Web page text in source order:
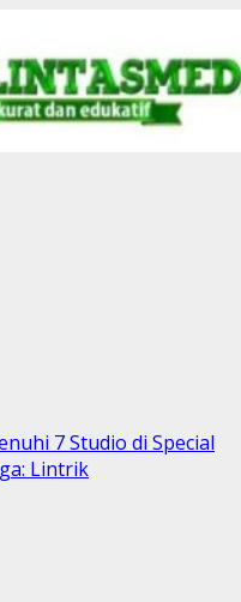
7 Studio di Special
Lintrik